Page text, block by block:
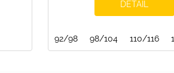
DETAIL
92/98 98/104 110/116